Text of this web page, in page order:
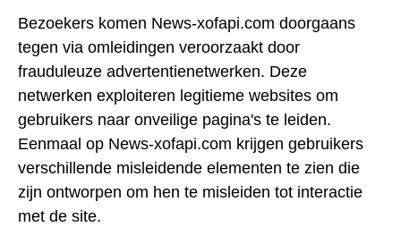
Bezoekers komen News-xofapi.com doorgaans
tegen via omleidingen veroorzaakt door
frauduleuze advertentienetwerken. Deze
netwerken exploiteren legitieme websites om
gebruikers naar onveilige pagina's te leiden.
Eenmaal op News-xofapi.com krijgen gebruikers
verschillende misleidende elementen te zien die
zijn ontworpen om hen te misleiden tot interactie
met de site.